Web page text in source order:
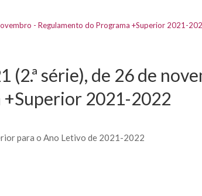
- Regulamento do Programa +Superior 2021-
(2.ª série), de 26 de
+Superior 2021-2022
para o Ano Letivo de 2021-2022